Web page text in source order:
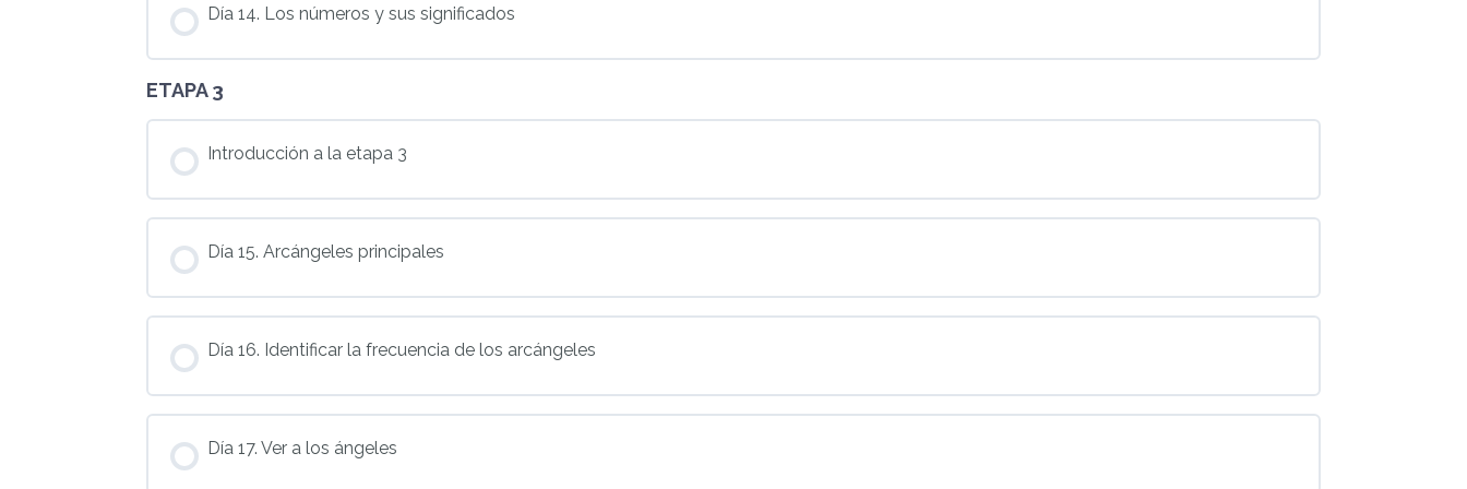
Día 14. Los números y sus significados
ETAPA 3
Introducción a la etapa 3
Día 15. Arcángeles principales
Día 16. Identificar la frecuencia de los arcángeles
Día 17. Ver a los ángeles